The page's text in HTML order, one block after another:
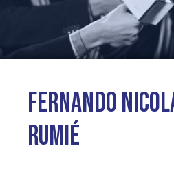
Fernando
Rumié